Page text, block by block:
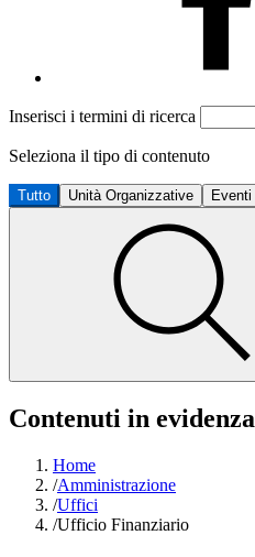
Inserisci i termini di ricerca
Seleziona il tipo di contenuto
Tutto Unità Organizzative Eventi
Contenuti in evidenza
Home
/Amministrazione
/Uffici
/Ufficio Finanziario